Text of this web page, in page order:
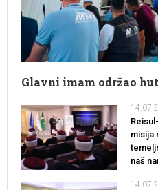
Glavni imam održao
misija
naš